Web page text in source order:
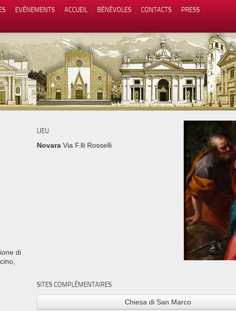
EVÉNEMENTS ACCUEIL BÉNÉVOLES CONTACTS
PRESS
di
LIEU
NovaraVia F.lli Rosselli
SITES COMPLÉMENTAIRES
Chiesa di San Marco
Vos choix en matière de confidentialité